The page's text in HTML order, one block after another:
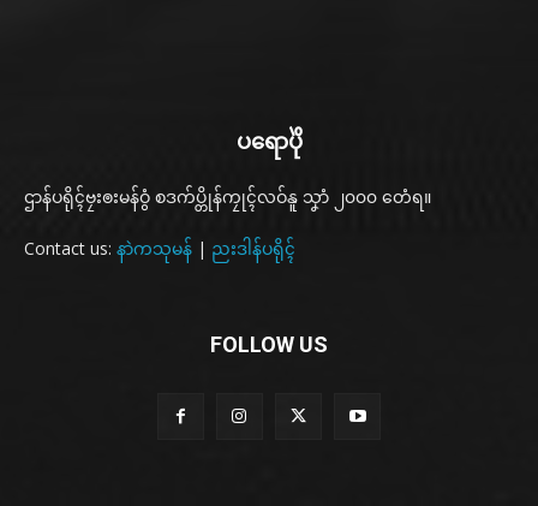
ပရောပိုဲ
ဌာန်ပရိုၚ်ဗၠးၜးမန်ဝွံ စဒက်ပ္တိုန်ကၠုၚ်လဝ်နူ သၞာံ ၂၀၀၀ တေံရ။
Contact us: နာဲကသုမန် | ညးဒါန်ပရိုၚ်
FOLLOW US